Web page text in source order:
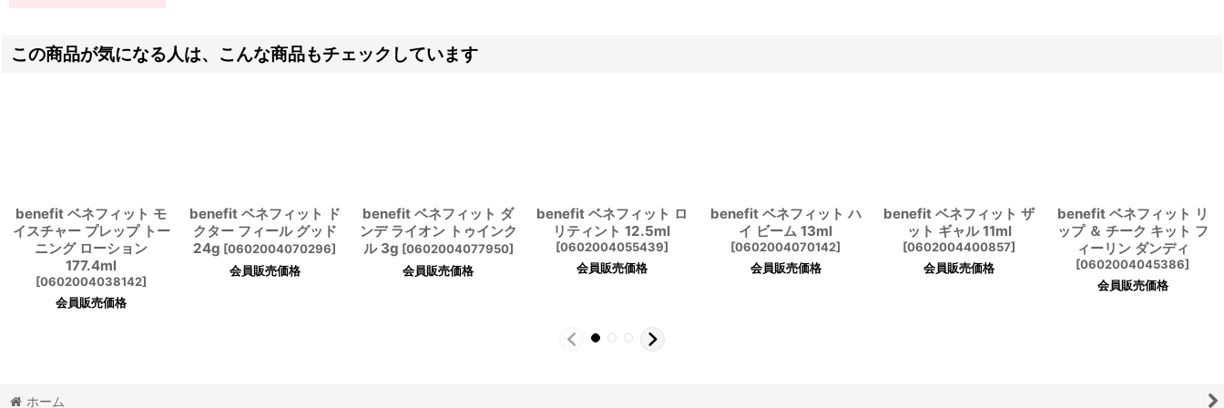
この商品が気になる人は、こんな商品もチェックしています
benefit ベネフィット モ
イスチャー プレップ トー
ニング ローション
177.4ml
[0602004038142]
会員販売価格
benefit ベネフィット ド
クター フィール グッド
24g [0602004070296]
会員販売価格
benefit ベネフィット ダ
ンデ ライオン トゥインク
ル 3g [0602004077950]
会員販売価格
benefit ベネフィット ロ
リティント 12.5ml
[0602004055439]
会員販売価格
benefit ベネフィット ハ
イ ビーム 13ml
[0602004070142]
会員販売価格
benefit ベネフィット ザ
ット ギャル 11ml
[0602004400857]
会員販売価格
benefit ベネフィット リ
ップ ＆ チーク キット フ
ィーリン ダンディ
[0602004045386]
会員販売価格
ホーム